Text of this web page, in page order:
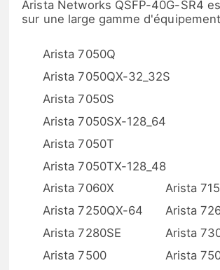
Arista Networks QSFP-40G-SR4
sur une large gamme
Arista 7050Q
Arista 7050QX-32_32S
Arista 7050S
Arista 7050SX-128_64
Arista 7050T
Arista 7050TX-128_48
Arista 7060X
Arista
Arista 7250QX-64
Arista
Arista 7280SE
Arista
Arista 7500
Arista